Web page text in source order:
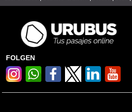
FOLGEN